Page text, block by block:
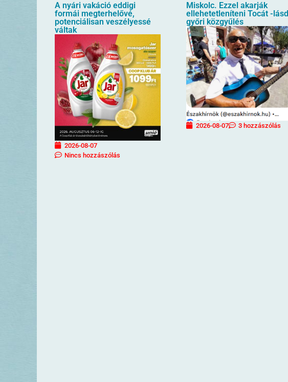
A nyári vakáció eddigi
formái megterhelővé,
potenciálisan veszélyessé
váltak
2026-08-07
Nincs hozzászólás
Miskolc. Ezzel akarják
ellehetetleníteni Tocát -lásd
győri közgyűlés
2026-08-07 3 hozzászólás